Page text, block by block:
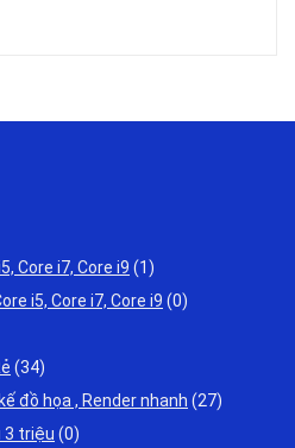
Core i7, Core i9 (1)
i5, Core i7, Core i9 (0)
(34)
đồ họa , Render nhanh (27)
3 triệu (0)